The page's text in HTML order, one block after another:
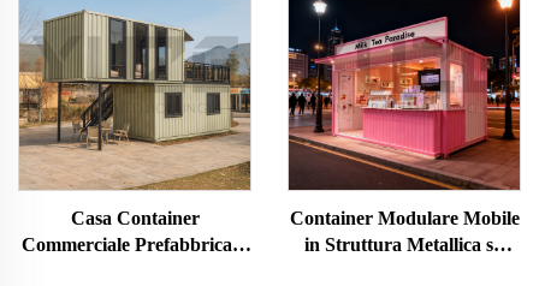
Casa Container
Commerciale Prefabbricata
Container Modulare Mobile
in Struttura Metallica su